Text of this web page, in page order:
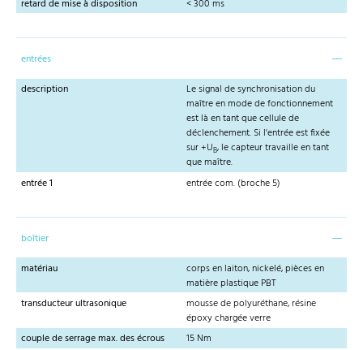
retard de mise à disposition < 300 ms
entrées
description
Le signal de synchronisation du
maître en mode de fonctionnement
est là en tant que cellule de
déclenchement. Si l'entrée est fixée
sur +UB, le capteur travaille en tant
que maître.
entrée 1
entrée com. (broche 5)
boîtier
matériau
corps en laiton, nickelé, pièces en
matière plastique PBT
transducteur ultrasonique
mousse de polyuréthane, résine
époxy chargée verre
couple de serrage max. des écrous
15 Nm